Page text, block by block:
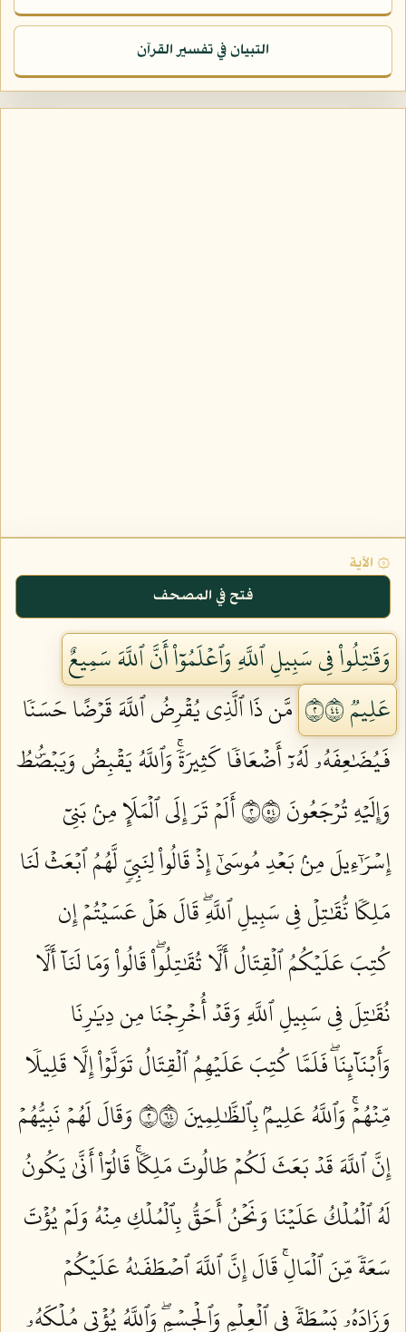
التبيان في تفسير القرآن
۞ الآية
فتح في المصحف
وَقَٰتِلُواْ فِي سَبِيلِ ٱللَّهِ وَٱعۡلَمُوٓاْ أَنَّ ٱللَّهَ سَمِيعٌ
عَلِيمٞ ٢٤٤
مَّن ذَا ٱلَّذِي يُقۡرِضُ ٱللَّهَ قَرۡضًا حَسَنٗا
فَيُضَٰعِفَهُۥ لَهُۥٓ أَضۡعَافٗا كَثِيرَةٗۚ وَٱللَّهُ يَقۡبِضُ وَيَبۡصُۜطُ
وَإِلَيۡهِ تُرۡجَعُونَ ٢٤٥
أَلَمۡ تَرَ إِلَى ٱلۡمَلَإِ مِنۢ بَنِيٓ
إِسۡرَٰٓءِيلَ مِنۢ بَعۡدِ مُوسَىٰٓ إِذۡ قَالُواْ لِنَبِيّٖ لَّهُمُ ٱبۡعَثۡ لَنَا
مَلِكٗا نُّقَٰتِلۡ فِي سَبِيلِ ٱللَّهِۖ قَالَ هَلۡ عَسَيۡتُمۡ إِن
كُتِبَ عَلَيۡكُمُ ٱلۡقِتَالُ أَلَّا تُقَٰتِلُواْۖ قَالُواْ وَمَا لَنَآ أَلَّا
نُقَٰتِلَ فِي سَبِيلِ ٱللَّهِ وَقَدۡ أُخۡرِجۡنَا مِن دِيَٰرِنَا
وَأَبۡنَآئِنَاۖ فَلَمَّا كُتِبَ عَلَيۡهِمُ ٱلۡقِتَالُ تَوَلَّوۡاْ إِلَّا قَلِيلٗا
مِّنۡهُمۡۚ وَٱللَّهُ عَلِيمُۢ بِٱلظَّٰلِمِينَ ٢٤٦
وَقَالَ لَهُمۡ نَبِيُّهُمۡ
إِنَّ ٱللَّهَ قَدۡ بَعَثَ لَكُمۡ طَالُوتَ مَلِكٗاۚ قَالُوٓاْ أَنَّىٰ يَكُونُ
لَهُ ٱلۡمُلۡكُ عَلَيۡنَا وَنَحۡنُ أَحَقُّ بِٱلۡمُلۡكِ مِنۡهُ وَلَمۡ يُؤۡتَ
سَعَةٗ مِّنَ ٱلۡمَالِۚ قَالَ إِنَّ ٱللَّهَ ٱصۡطَفَىٰهُ عَلَيۡكُمۡ
وَزَادَهُۥ بَسۡطَةٗ فِي ٱلۡعِلۡمِ وَٱلۡجِسۡمِۖ وَٱللَّهُ يُؤۡتِي مُلۡكَهُۥ